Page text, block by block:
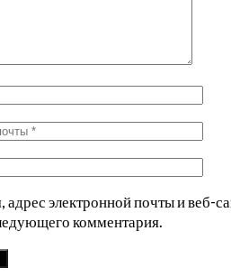
электронной почты и веб-
комментария.